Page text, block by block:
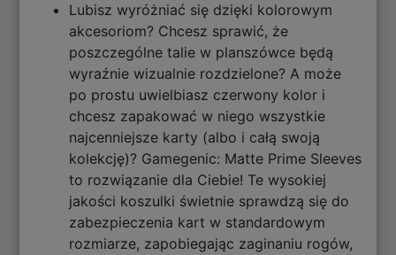
Lubisz wyróżniać się dzięki kolorowym
akcesoriom? Chcesz sprawić, że
poszczególne talie w planszówce będą
wyraźnie wizualnie rozdzielone? A może
po prostu uwielbiasz czerwony kolor i
chcesz zapakować w niego wszystkie
najcenniejsze karty (albo i całą swoją
kolekcję)? Gamegenic: Matte Prime Sleeves
to rozwiązanie dla Ciebie! Te wysokiej
jakości koszulki świetnie sprawdzą się do
zabezpieczenia kart w standardowym
rozmiarze, zapobiegając zaginaniu rogów,